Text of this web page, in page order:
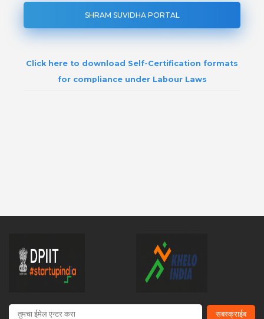
SHRAM SUVIDHA PORTAL
Click here to download Self-Certification formats
for compliance under Labour Laws
सबस्क्राईब